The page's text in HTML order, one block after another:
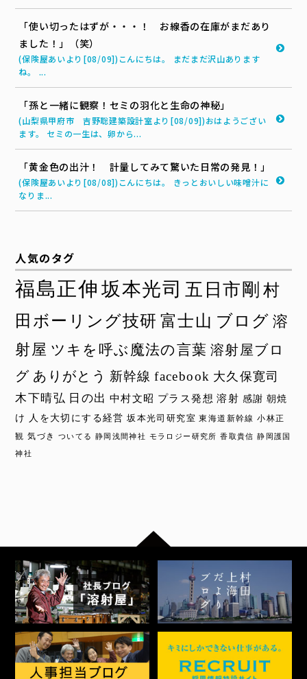
「使い切ったはずが・・・！ お線香の在庫がまだあり
ました！」（笑）
(保険屋あいより[08/09])こんにちは。 まだまだ沢山あります
ね。 ...
「孫と一緒に観察！セミの羽化と生命の神秘」
(山梨県甲府市 吉野聡建築設計室より[08/09])おはようござい
ます。 セミの一生は、卵から...
「黄金色の出汁！ 計量してみて驚いた日常の発見！」
(保険屋あいより[08/08])こんにちは。 きっとおいしい味噌汁に
なりま...
人気のタグ
福島正伸 坂本光司 五日市剛 村
田ボーリング技研 富士山 ブログ 溶
射屋 ツキを呼ぶ魔法の言葉 溶射屋ブロ
グ ありがとう 新幹線 facebook 大久保寛司
木下晴弘 日の出 中村文昭 プラス発想 溶射 感謝 朝焼
け 人を大切にする経営 坂本光司研究室 東海道新幹線 小林正
観 気づき ついてる 静岡浅間神社 モラロジー研究所 香取貴信 静岡護国
神社